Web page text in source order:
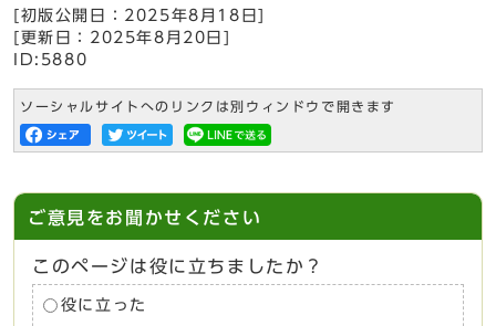
[初版公開日： 2025年8月18日
[更新日： 2025年8月20日
ID:5880
ソーシャルサイトへのリンクは別ウィンドウで開きます
ご意見をお聞かせください
このページは役に立ちましたか？
役に立った